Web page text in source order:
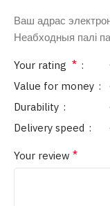
Ваш адрас
Неабходныя палі
Your rating *
Value for money
Durability
Delivery speed
Your review *